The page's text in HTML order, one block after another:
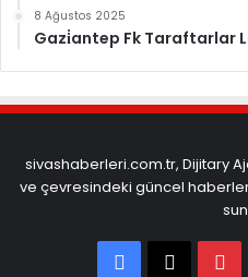
8 Ağustos 2025
Gazi̇antep Fk Taraftarlar
sivashaberleri.com.tr, Dijitary
ve çevresindeki güncel
Facebook
X